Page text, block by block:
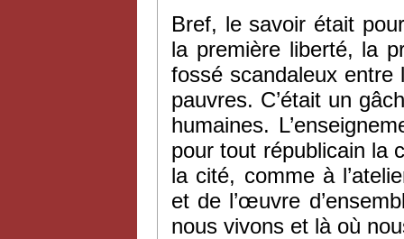
Bref, le savoir était
la première liberté, la
fossé scandaleux entre
pauvres. C’était un
humaines.
pour tout républicain la
la cité, comme à
et de l’œuvre
nous vivons et là où